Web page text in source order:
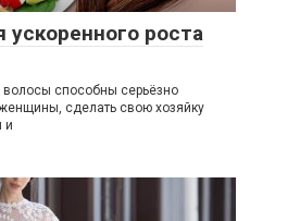
ускоренного роста
способны серьёзно
сделать свою хозяйку
и